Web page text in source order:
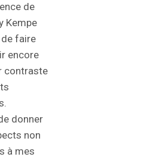
de
Kempe
faire
encore
contraste
donner
non
à mes